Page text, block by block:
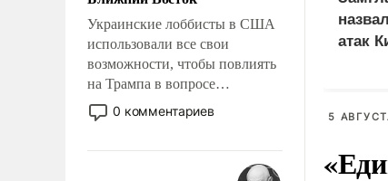
Украинские лоббисты в США
использовали все свои
возможности, чтобы повлиять
на Трампа в вопросе
предоставления вооружений
своим нанимателям. Вероятно,
консультирует Киев, пришла в
0 комментариев
атак
5